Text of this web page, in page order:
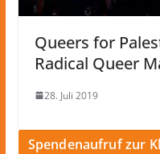
Queers for
Radical Queer
28. Juli 2019
Spendenaufruf zur